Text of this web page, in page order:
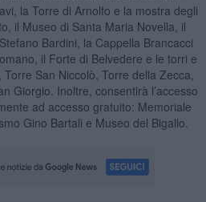
la Torre di Arnolfo e la mostra degli
il Museo di Santa Maria Novella, il
Bardini, la Cappella Brancacci
il Forte di Belvedere e le torri e
San Niccolò, Torre della Zecca,
Giorgio. Inoltre, consentirà l’accesso
ad accesso gratuito: Memoriale
Gino Bartali e Museo del Bigallo.